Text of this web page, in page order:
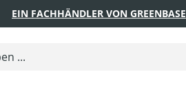
EIN FACHHÄNDLER VON GREENBASE